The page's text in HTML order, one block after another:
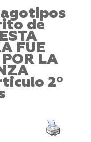
de
FUE
LA
2º